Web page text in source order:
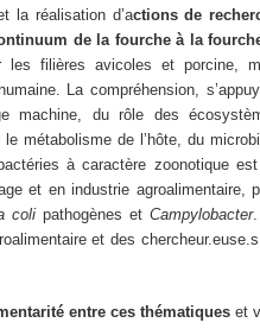
la réalisation d’actions de
de la fourche à la
les filières avicoles et porcine,
La compréhension,
machine, du rôle des
métabolisme de l’hôte, du
à caractère zoonotique
et en industrie agroalimentaire,
coli pathogènes etCampylobacter
et des
entre ces thématiqueset